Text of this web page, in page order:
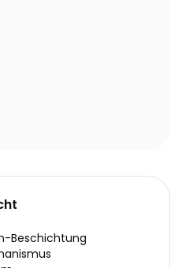
Beschichtung